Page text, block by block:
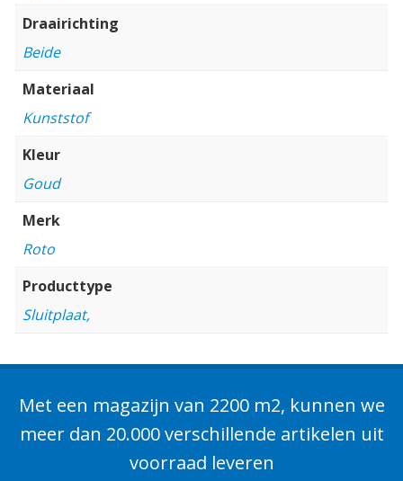
Draairichting
Beide
Materiaal
Kunststof
Kleur
Goud
Merk
Roto
Producttype
Sluitplaat,
Met een magazijn van 2200 m2, kunnen we
meer dan 20.000 verschillende artikelen uit
voorraad leveren